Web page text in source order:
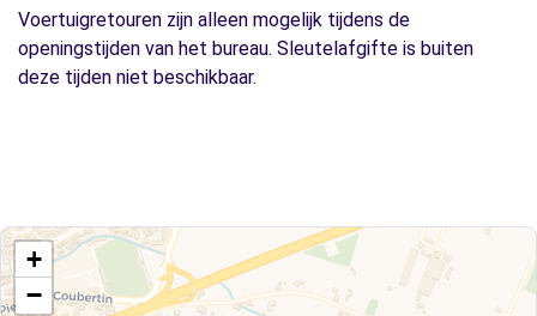
Voertuigretouren zijn alleen mogelijk tijdens de
openingstijden van het bureau. Sleutelafgifte is buiten
deze tijden niet beschikbaar.
+
−